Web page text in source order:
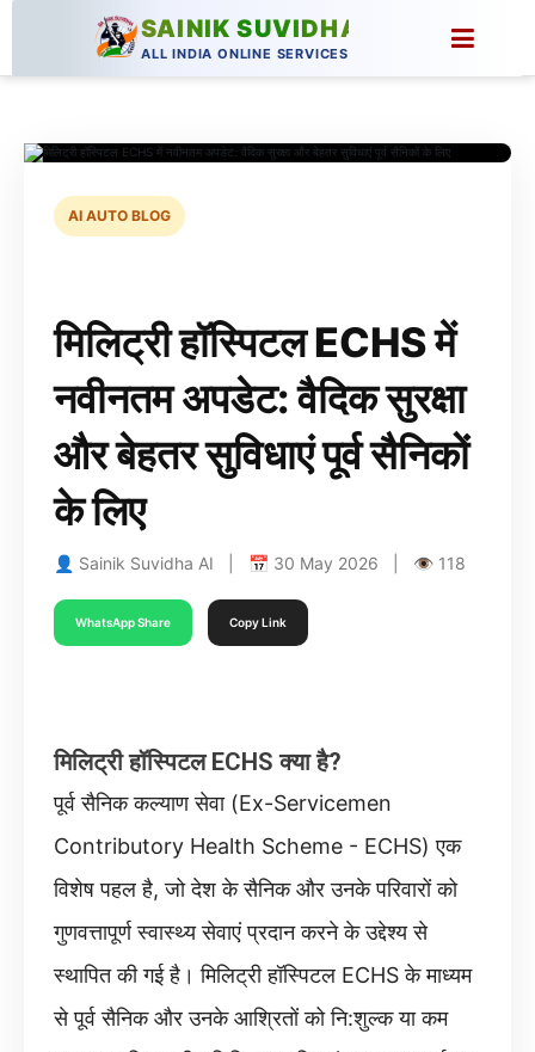
SAINIK SUVIDHA
ALL INDIA ONLINE SERVICES
AI AUTO BLOG
मिलिट्री हॉस्पिटल ECHS में
नवीनतम अपडेट: वैदिक सुरक्षा
और बेहतर सुविधाएं पूर्व सैनिकों
के लिए
👤 Sainik Suvidha AI | 📅 30 May 2026 | 👁 118
WhatsApp Share Copy Link
मिलिट्री हॉस्पिटल ECHS क्या है?
पूर्व सैनिक कल्याण सेवा (Ex-Servicemen
Contributory Health Scheme - ECHS) एक
विशेष पहल है, जो देश के सैनिक और उनके परिवारों को
गुणवत्तापूर्ण स्वास्थ्य सेवाएं प्रदान करने के उद्देश्य से
स्थापित की गई है। मिलिट्री हॉस्पिटल ECHS के माध्यम
से पूर्व सैनिक और उनके आश्रितों को नि:शुल्क या कम